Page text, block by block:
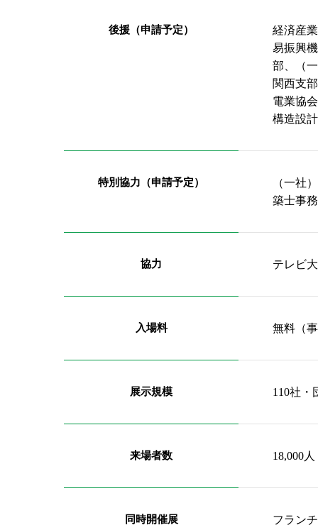
後援（申請予定）
経済産
易振興
部、（
関西支
電業協
構造設
特別協力（申請予定）
（一社
築士事
協力 テレビ
入場料 無料（
展示規模 110社・
来場者数 18,000
同時開催展
フラン